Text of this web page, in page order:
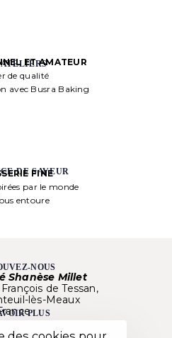
ATELIERSET AMATEUR
de qualité
avec Busra Baking
DE SAVEUR
FINE
par le monde
entoure
NOUS
Shanèse Millet
de Tessan,
lès-Meaux
PLUS